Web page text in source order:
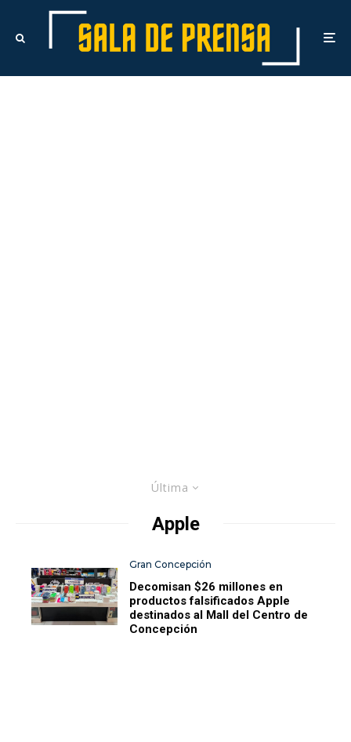
Última
Apple
Gran Concepción
Decomisan $26 millones en
productos falsificados Apple
destinados al Mall del Centro de
Concepción